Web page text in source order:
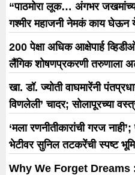
“पाठमोरा लूक… अंगभर
गश्मीर महाजनी नेमकं काय घेऊन
200 पेक्षा अधिक आक्षेपार्ह
लैंगिक शोषणप्रकरणी तरुणाला
खा. डॉ. ज्योती वाघमारेंनी
विणलेली’ चादर; सोलापूरच्या
धोरणाची मागणी
‘मला रणनीतीकारांची गरज
भेटीवर सुनिल तटकरेंची स्पष्ट
Why We Forget Dreams :